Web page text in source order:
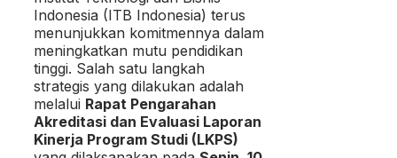
Indonesia (ITB Indonesia) terus
menunjukkan komitmennya dalam
meningkatkan mutu pendidikan
tinggi. Salah satu langkah
strategis yang dilakukan adalah
melalui Rapat Pengarahan
Akreditasi dan Evaluasi Laporan
Kinerja Program Studi (LKPS)